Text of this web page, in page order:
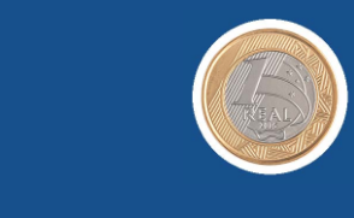
mail mostrando tudo o que fizemos
somada a de outras
saiba mais